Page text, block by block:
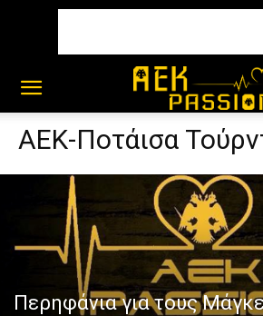
ΑΕΚ-Ποτάισα
Περηφάνια για τους